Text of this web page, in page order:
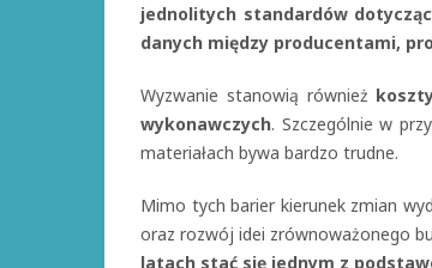
jednolitych standardów
danych między producentami,
Wyzwanie stanowią również
wykonawczych. Szczególnie w
materiałach bywa bardzo trudne.
Mimo tych barier kierunek zmian
oraz rozwój idei zrównoważonego
latach stać się jednym z